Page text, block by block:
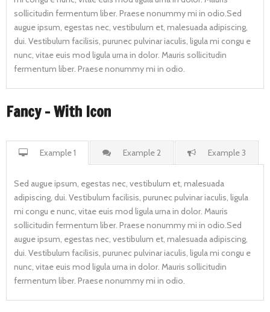
sollicitudin fermentum liber. Praese nonummy mi in odio.Sed
augue ipsum, egestas nec, vestibulum et, malesuada adipiscing,
dui. Vestibulum facilisis, purunec pulvinar iaculis, ligula mi congu e
nunc, vitae euis mod ligula urna in dolor. Mauris sollicitudin
fermentum liber. Praese nonummy mi in odio.
Fancy - With Icon
Example 1 Example 2 Example 3
Sed augue ipsum, egestas nec, vestibulum et, malesuada
adipiscing, dui. Vestibulum facilisis, purunec pulvinar iaculis, ligula
mi congu e nunc, vitae euis mod ligula urna in dolor. Mauris
sollicitudin fermentum liber. Praese nonummy mi in odio.Sed
augue ipsum, egestas nec, vestibulum et, malesuada adipiscing,
dui. Vestibulum facilisis, purunec pulvinar iaculis, ligula mi congu e
nunc, vitae euis mod ligula urna in dolor. Mauris sollicitudin
fermentum liber. Praese nonummy mi in odio.